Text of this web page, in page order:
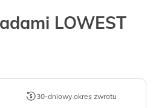
LOWEST
30-dniowy okres zwrotu